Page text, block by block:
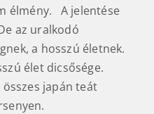
élmény. A jelentése
az uralkodó
a hosszú életnek.
élet dicsősége.
japán teát